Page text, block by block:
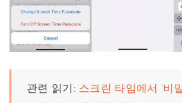
관련 읽기: 스크린 타임에서 '비